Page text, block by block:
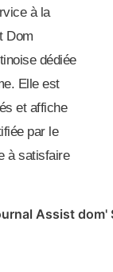
à la
Dom
dédiée
Elle est
et affiche
par le
à satisfaire